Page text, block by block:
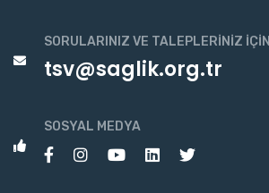
SORULARINIZ VE TALEPLERINIZ İÇIN
tsv@saglik.org.tr
SOSYAL MEDYA